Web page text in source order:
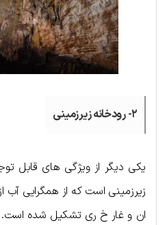
۲- رودخانه زیرزمینی
یکی دیگر از ویژگی های قابل
زیرزمینی است که از همگرایی آب
ان و غار خ ری تشکیل شده است.